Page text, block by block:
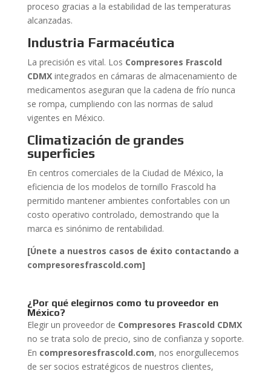
proceso gracias a la estabilidad de las temperaturas
alcanzadas.
Industria Farmacéutica
La precisión es vital. Los Compresores Frascold
CDMXintegrados en cámaras de almacenamiento de
medicamentos aseguran que la cadena de frío nunca
se rompa, cumpliendo con las normas de salud
vigentes en México.
Climatización de grandes
superficies
En centros comerciales de la Ciudad de México, la
eficiencia de los modelos de tornillo Frascold ha
permitido mantener ambientes confortables con un
costo operativo controlado, demostrando que la
marca es sinónimo de rentabilidad.
[Únete a nuestros casos de éxito contactando a
compresoresfrascold.com]
¿Por qué elegirnos como tu proveedor en
México?
Elegir un proveedor de Compresores Frascold CDMX
no se trata solo de precio, sino de confianza y soporte.
En compresoresfrascold.com, nos enorgullecemos
de ser socios estratégicos de nuestros clientes,